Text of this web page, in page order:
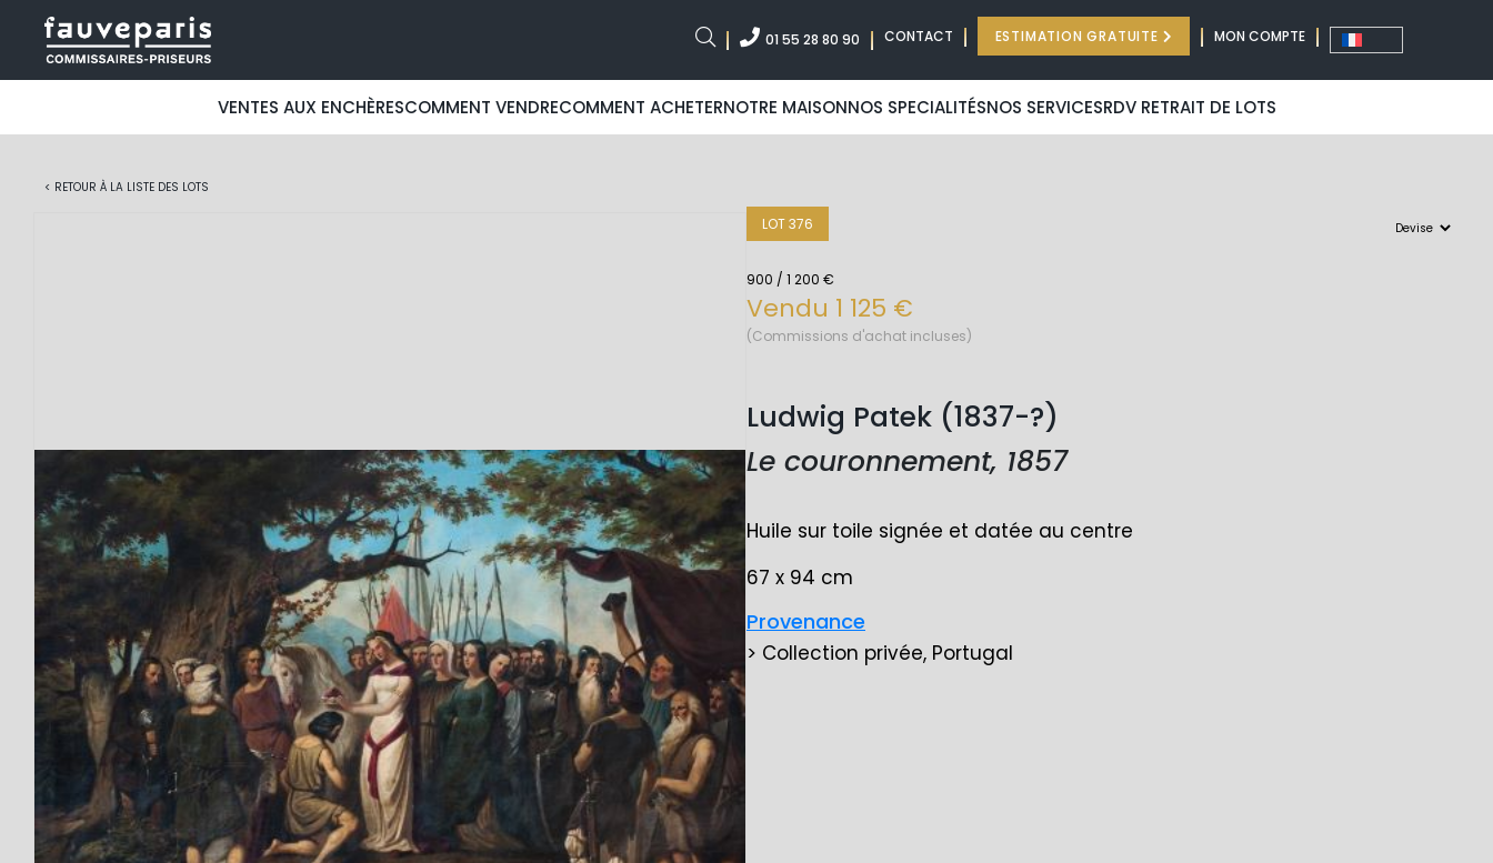
01 55 28 80 90 CONTACT ESTIMATION GRATUITE MON COMPTE
VENTES AUX ENCHÈRESCOMMENT VENDRECOMMENT ACHETERNOTRE MAISONNOS SPECIALITÉSNOS SERVICESRDV RETRAIT DE LOTS
< RETOUR À LA LISTE DES LOTS
LOT 376
900 / 1 200 €
Vendu 1 125 €
(Commissions d'achat incluses)
Ludwig Patek (1837-?)
Le couronnement, 1857
Huile sur toile signée et datée au centre
67 x 94 cm
Provenance
> Collection privée, Portugal